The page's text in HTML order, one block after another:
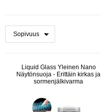
Liquid Glass Yleinen Nano
Näytönsuoja - Erittäin kirkas ja
sormenjälkivarma